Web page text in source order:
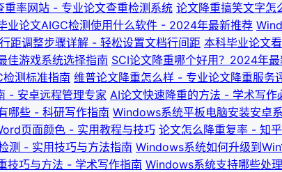
重率网站 - 专业论文查重检测系统 论文降重搞笑文字怎
业论文AIGC检测使用什么软件 - 2024年最新推荐
距调整步骤详解 - 轻松设置文档行间距 本科毕业论文
佳游戏系统选择指南 SCI论文降重哪个好用？2024年
测标准指南 维普论文降重怎么样 - 专业论文降重服务
- 安卓远程管理专家 AI论文快速降重的方法 - 学术写作
哪些 - 科研写作指南 Windows系统平板电脑安装安卓
页面颜色 - 实用教程与技巧 论文怎么降重复率 - 知
测 - 实用技巧与方法指南 Windows系统如何升级到
技巧与方法 - 学术写作指南 Windows系统支持哪些处